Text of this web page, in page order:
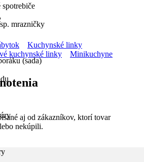
mrazničky
(sada)
Kuchynské linky
kuchynské linky
Minikuchyne
aj od zákazníkov, ktorí tovar
nekúpili.